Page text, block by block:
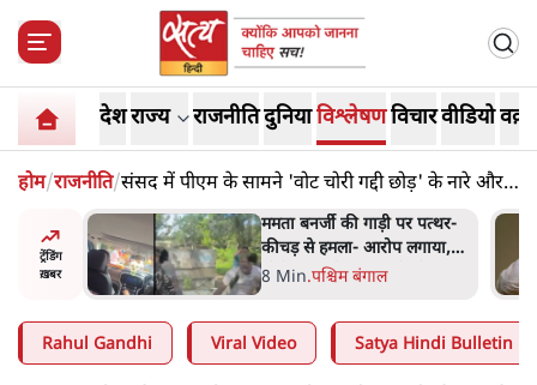
देशराज्य राजनीतिदुनियाविश्लेषणविचारवीडियो
होम/राजनीति/संसद में पीएम के सामने 'वोट चोरी गद्दी छोड़' के नारे और
मोदी का टी मीटिंग भाषण चर्चा में
ट्रेंडिंग
ख़बर
जेन-ज़ी के लिए नहीं, संघ की
राजनैतिक हेजेमनी बचाने आए हैं
मोहन भागवत!
14 Min.विमर्श
Rahul Gandhi Viral Video Satya Hindi Bulletin